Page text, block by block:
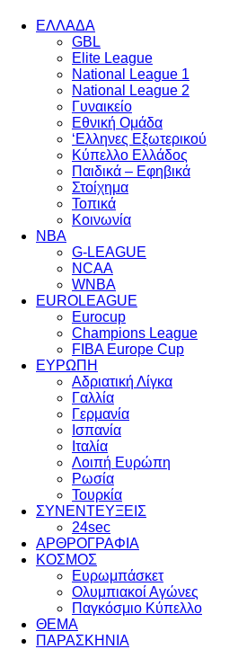
EΛΛΑΔΑ
GBL
Elite League
National League 1
National League 2
Γυναικείο
Εθνική Ομάδα
‘Ελληνες Εξωτερικού
Κύπελλο Ελλάδος
Παιδικά – Εφηβικά
Στοίχημα
Τοπικά
Κοινωνία
NBA
G-LEAGUE
NCAA
WNBA
ΕUROLEAGUE
Eurocup
Champions League
FIBA Europe Cup
ΕΥΡΩΠΗ
Αδριατική Λίγκα
Γαλλία
Γερμανία
Ισπανία
Ιταλία
Λοιπή Ευρώπη
Ρωσία
Τουρκία
ΣΥΝΕΝΤΕΥΞΕΙΣ
24sec
ΑΡΘΡΟΓΡΑΦΙΑ
ΚΟΣΜΟΣ
Ευρωμπάσκετ
Ολυμπιακοί Αγώνες
Παγκόσμιο Κύπελλο
ΘΕΜΑ
ΠΑΡΑΣΚΗΝΙΑ